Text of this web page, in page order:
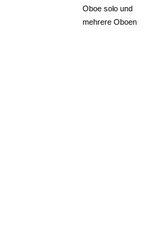
Oboe solo und
mehrere Oboen